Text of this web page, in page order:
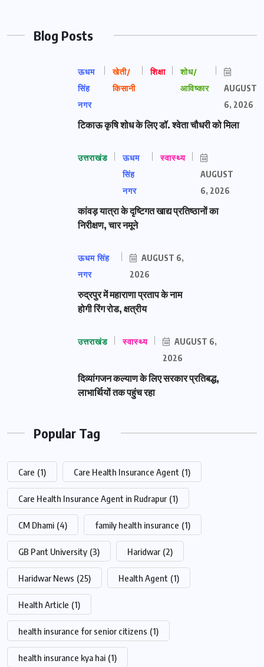
Blog Posts
ऊधम
सिंह
नगर
खेती/
किसानी
शिक्षा
शोध/
आविष्कार
AUGUST
6, 2026
टिकाऊ कृषि शोध के लिए डॉ. श्वेता चौधरी को मिला
उत्तराखंड
ऊधम
सिंह
नगर
स्वास्थ्य
AUGUST
6, 2026
कांवड़ यात्रा के दृष्टिगत खाद्य प्रतिष्ठानों का
निरीक्षण, चार नमूने
ऊधम सिंह
नगर
AUGUST 6,
2026
रुद्रपुर में महाराणा प्रताप के नाम
होगी रिंग रोड, क्षत्रीय
उत्तराखंड स्वास्थ्य
AUGUST 6,
2026
दिव्यांगजन कल्याण के लिए सरकार प्रतिबद्ध,
लाभार्थियों तक पहुंच रहा
Popular Tag
Care (1) Care Health Insurance Agent (1)
Care Health Insurance Agent in Rudrapur (1)
CM Dhami (4) family health insurance (1)
GB Pant University (3) Haridwar (2)
Haridwar News (25) Health Agent (1)
Health Article (1)
health insurance for senior citizens (1)
health insurance kya hai (1)